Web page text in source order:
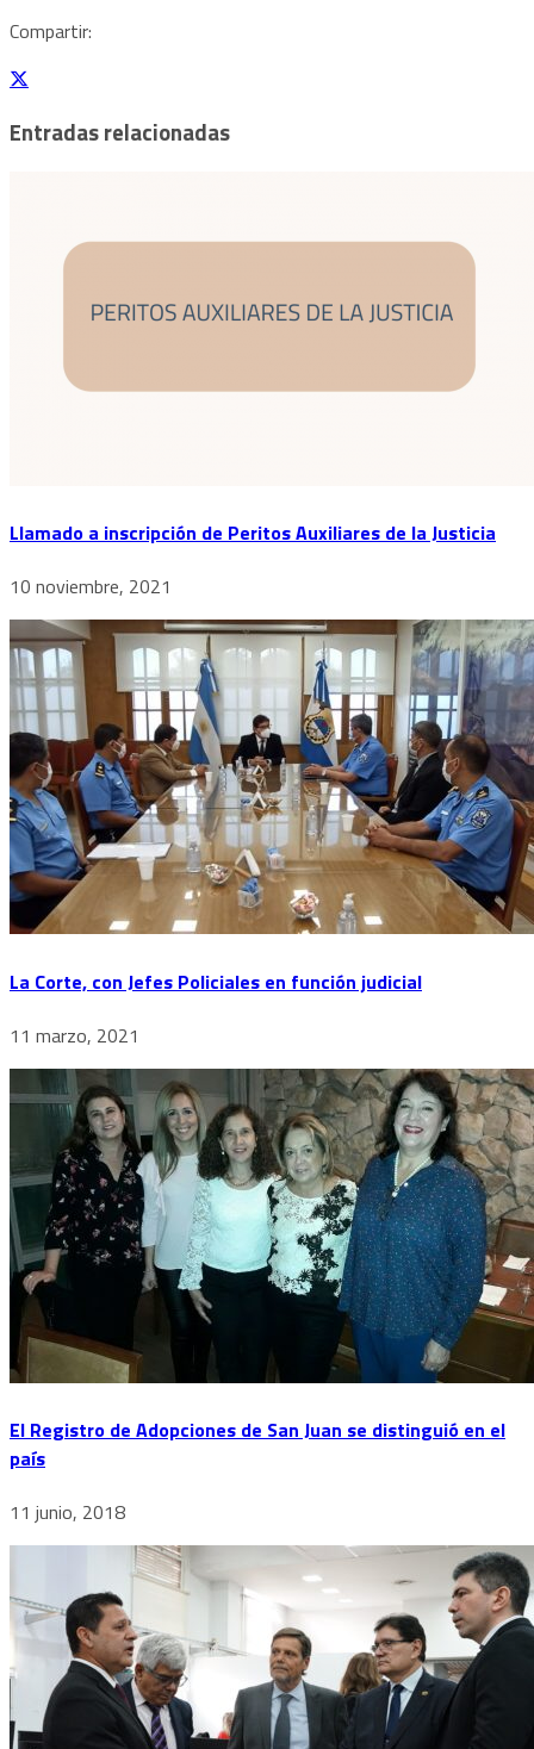
Compartir:
Entradas relacionadas
Llamado a inscripción de Peritos Auxiliares de la Justicia
10 noviembre, 2021
La Corte, con Jefes Policiales en función judicial
11 marzo, 2021
El Registro de Adopciones de San Juan se distinguió en el
país
11 junio, 2018